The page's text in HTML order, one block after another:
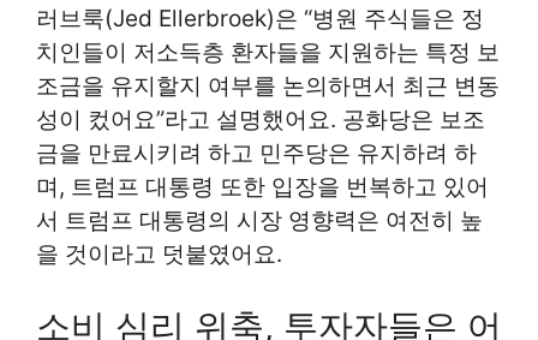
러브룩(Jed Ellerbroek)은 “병원 주식들은 정
치인들이 저소득층 환자들을 지원하는 특정 보
조금을 유지할지 여부를 논의하면서 최근 변동
성이 컸어요”라고 설명했어요. 공화당은 보조
금을 만료시키려 하고 민주당은 유지하려 하
며, 트럼프 대통령 또한 입장을 번복하고 있어
서 트럼프 대통령의 시장 영향력은 여전히 높
을 것이라고 덧붙였어요.
소비 심리 위축, 투자자들은 어